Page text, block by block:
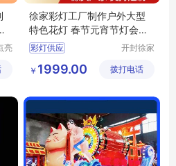
亮
徐家彩灯工厂制作户外大型
特色花灯 春节元宵节灯会布
置
彩灯供应
新型彩灯
节日装饰星星小彩灯
开封徐家
传媒有限
￥ 1999.00 拨打电话